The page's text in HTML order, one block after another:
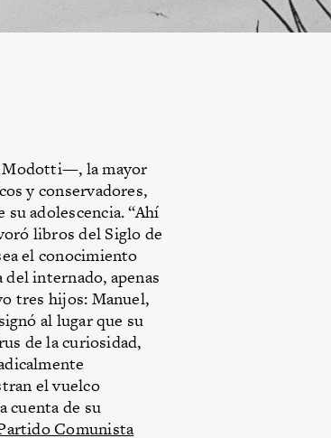
Modotti—, la mayor
y conservadores,
adolescencia. “Ahí
libros del Siglo de
el conocimiento
internado, apenas
tres hijos: Manuel,
al lugar que su
de la curiosidad,
el vuelco
cuenta de su
Comunista